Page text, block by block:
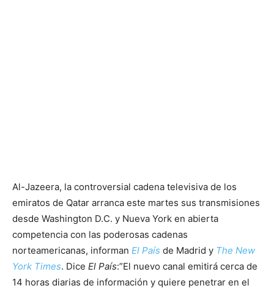
Al-Jazeera, la controversial cadena televisiva de los
emiratos de Qatar arranca este martes sus transmisiones
desde Washington D.C. y Nueva York en abierta
competencia con las poderosas cadenas
norteamericanas, informan El País de Madrid y The New
York Times. Dice El País:”El nuevo canal emitirá cerca de
14 horas diarias de información y quiere penetrar en el